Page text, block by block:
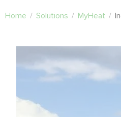
Home / Solutions / MyHeat /